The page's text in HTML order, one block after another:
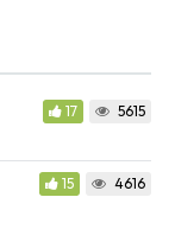
17 5615
15 4616